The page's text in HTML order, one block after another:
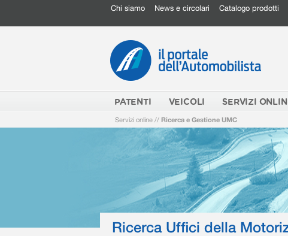
Chi siamo News e circolari Catalogo prodotti
PATENTI VEICOLI SERVIZI
Servizi online // Ricerca e Gestione UMC
Ricerca Uffici della